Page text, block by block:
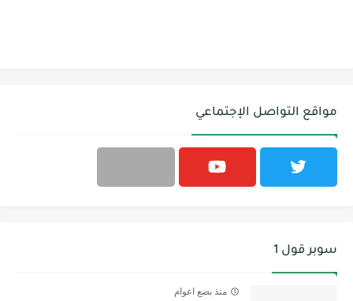
مواقع التواصل الإجتماعي
سوبر قول 1
منذ بضع اعوام